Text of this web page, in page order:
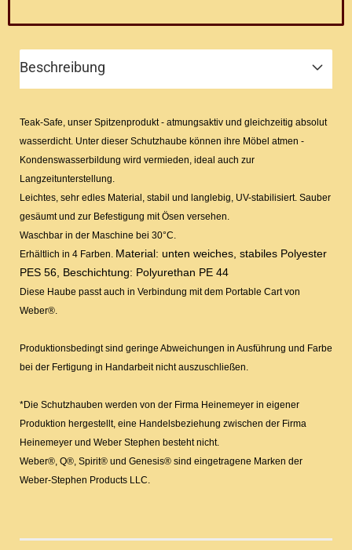
Beschreibung
Teak-Safe, unser Spitzenprodukt - atmungsaktiv und gleichzeitig absolut
wasserdicht. Unter dieser Schutzhaube können ihre Möbel atmen -
Kondenswasserbildung wird vermieden, ideal auch zur
Langzeitunterstellung.
Leichtes, sehr edles Material, stabil und langlebig, UV-stabilisiert. Sauber
gesäumt und zur Befestigung mit Ösen versehen.
Waschbar in der Maschine bei 30°C.
Erhältlich in 4 Farben. Material: unten weiches, stabiles Polyester
PES 56, Beschichtung: Polyurethan PE 44
Diese Haube passt auch in Verbindung mit dem Portable Cart von
Weber®.
Produktionsbedingt sind geringe Abweichungen in Ausführung und Farbe
bei der Fertigung in Handarbeit nicht auszuschließen.
*Die Schutzhauben werden von der Firma Heinemeyer in eigener
Produktion hergestellt, eine Handelsbeziehung zwischen der Firma
Heinemeyer und Weber Stephen besteht nicht.
Weber®, Q®, Spirit® und Genesis® sind eingetragene Marken der
Weber-Stephen Products LLC.